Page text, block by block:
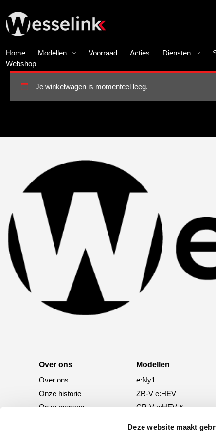
Deze website maakt
Home Modellen Voorraad Acties Diensten
Webshop
Je winkelwagen is momenteel leeg.
Over ons
Over ons
Onze historie
Onze mensen
Modellen
e:Ny1
ZR-V e:HEV
CR-V e:HEV &